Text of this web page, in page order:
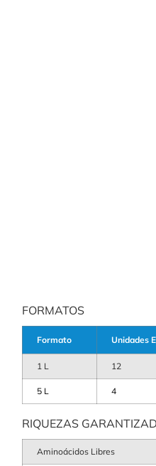
FORMATOS
Formato Unidades
1 L 12
5 L 4
RIQUEZAS
Aminoácidos Libres